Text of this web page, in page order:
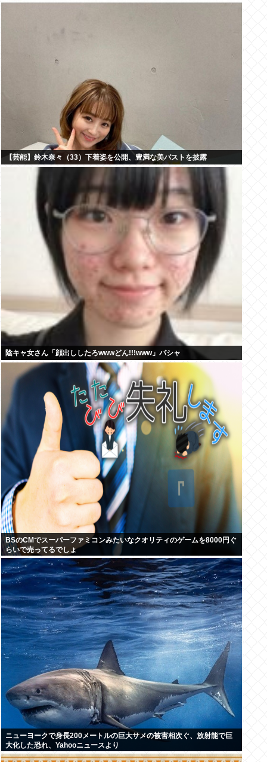
【芸能】鈴木奈々（33）下着姿を公開、豊満な美バストを披露
陰キャ女さん「顔出ししたろwwwどん!!!www」パシャ
BSのCMでスーパーファミコンみたいなクオリティのゲームを8000円ぐ
らいで売ってるでしょ
ニューヨークで身長200メートルの巨大サメの被害相次ぐ、放射能で巨
大化した恐れ、Yahooニュースより